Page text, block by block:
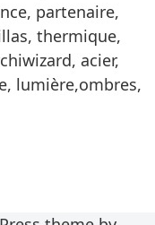
partenaire,
thermique,
acier,
lumière,ombres,